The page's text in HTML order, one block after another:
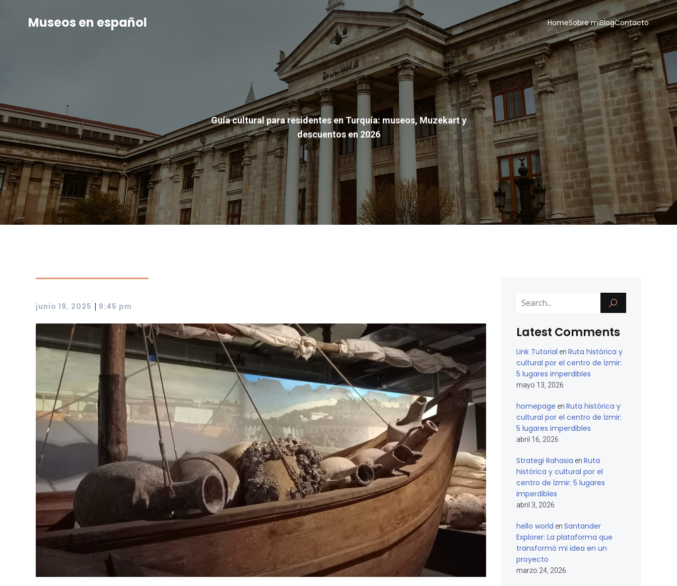
Museos en español HomeSobre miBlogContacto
Guía cultural para residentes en Turquía: museos, Muzekart y
descuentos en 2026
junio 19, 2025 | 9:45 pm
Latest Comments
Link Tutorial en Ruta histórica y
cultural por el centro de İzmir:
5 lugares imperdibles
mayo 13, 2026
homepage en Ruta histórica y
cultural por el centro de İzmir:
5 lugares imperdibles
abril 16, 2026
Strategi Rahasia en Ruta
histórica y cultural por el
centro de İzmir: 5 lugares
imperdibles
abril 3, 2026
hello world en Santander
Explorer: La plataforma que
transformó mi idea en un
proyecto
marzo 24, 2026